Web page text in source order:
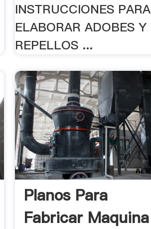
INSTRUCCIONES PARA
ELABORAR ADOBES Y
REPELLOS ...
Planos Para
Fabricar Maquina